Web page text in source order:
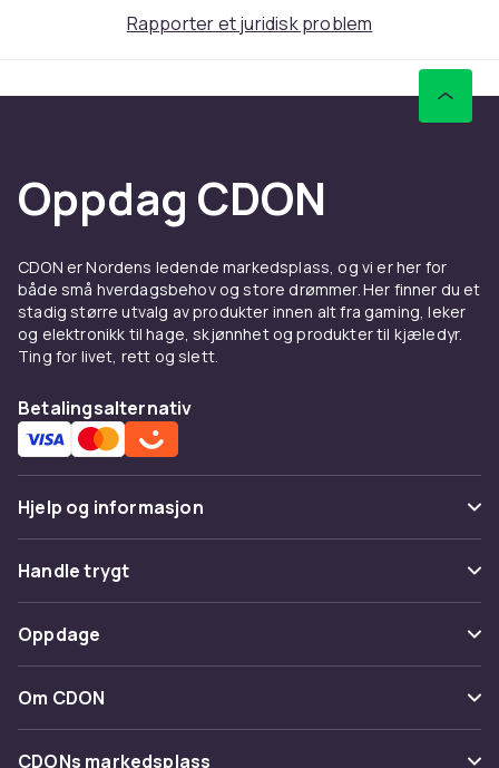
f8f94db6-9fd5-4e96-81f6-ab4a67af8e56
Rapporter et juridisk problem
Oppdag CDON
CDON er Nordens ledende markedsplass, og vi er her for
både små hverdagsbehov og store drømmer. Her finner du et
stadig større utvalg av produkter innen alt fra gaming, leker
og elektronikk til hage, skjønnhet og produkter til kjæledyr.
Ting for livet, rett og slett.
Betalingsalternativ
Hjelp og informasjon
Vanlige spørsmål
Spor pakke
Angre & returner her
Kontakt oss
Handle trygt
Betaling
Levering
Tilbakekallinger
Oppdage
Kategorier
Varemerker
Om CDON
Om oss
CDONs markedsplass